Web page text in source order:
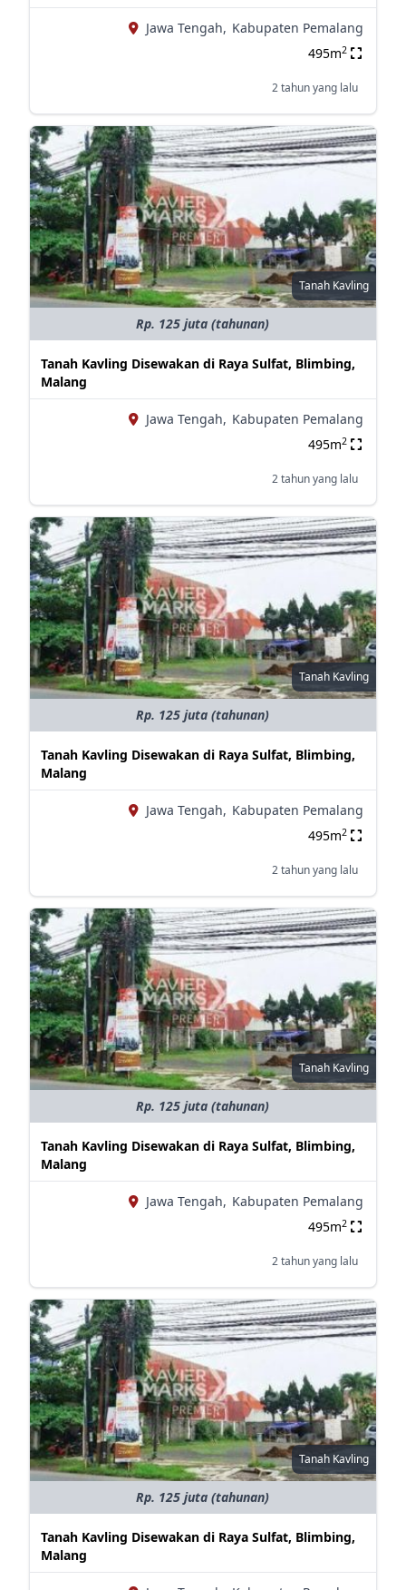
Jawa Tengah, Kabupaten Pemalang
495m2
2 tahun yang lalu
Tanah Kavling
Rp. 125 juta (tahunan)
Tanah Kavling Disewakan di Raya Sulfat, Blimbing,
Malang
Jawa Tengah, Kabupaten Pemalang
495m2
2 tahun yang lalu
Tanah Kavling
Rp. 125 juta (tahunan)
Tanah Kavling Disewakan di Raya Sulfat, Blimbing,
Malang
Jawa Tengah, Kabupaten Pemalang
495m2
2 tahun yang lalu
Tanah Kavling
Rp. 125 juta (tahunan)
Tanah Kavling Disewakan di Raya Sulfat, Blimbing,
Malang
Jawa Tengah, Kabupaten Pemalang
495m2
2 tahun yang lalu
Tanah Kavling
Rp. 125 juta (tahunan)
Tanah Kavling Disewakan di Raya Sulfat, Blimbing,
Malang